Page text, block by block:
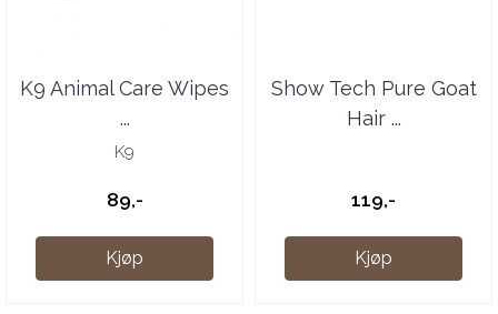
K9 Animal Care Wipes
...
K9
89,-
Kjøp
Show Tech Pure Goat
Hair ...
119,-
Kjøp